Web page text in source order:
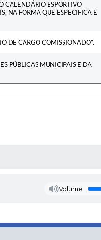
CALENDÁRIO ESPORTIVO
NA FORMA QUE ESPECIFICA E
DE CARGO COMISSIONADO”.
PÚBLICAS MUNICIPAIS E DA
Volume